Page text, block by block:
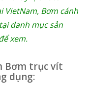
VietNam, Bơm cánh
danh mục sản
xem.
Bơm trục vít
dụng: